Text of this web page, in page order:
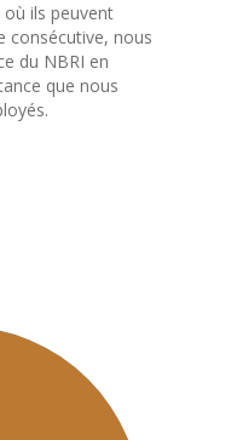
ils peuvent
consécutive, nous
du NBRI en
que nous